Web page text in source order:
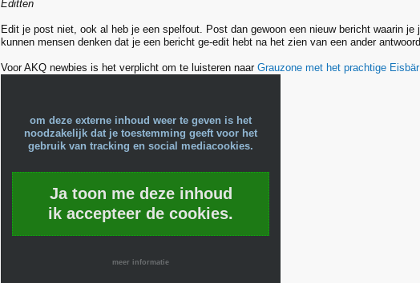
Editten
Edit je post niet, ook al heb je een spelfout. Post dan gewoon een nieuw bericht waarin je
kunnen mensen denken dat je een bericht ge-edit hebt na het zien van een ander
Voor AKQ newbies is het verplicht om te luisteren naar Grauzone met het prachtige Eisbär
om deze externe inhoud weer te geven is het
noodzakelijk dat je toestemming geeft voor het
gebruik van tracking en social mediacookies.
Ja toon me deze inhoud
ik accepteer de cookies.
meer informatie